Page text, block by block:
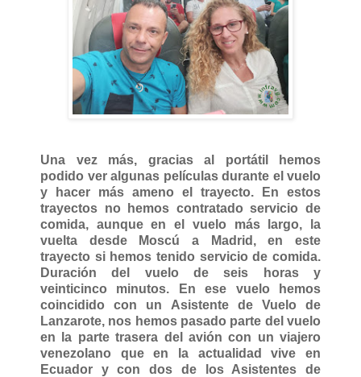
Una vez más, gracias al portátil hemos
podido ver algunas películas durante el vuelo
y hacer más ameno el trayecto. En estos
trayectos no hemos contratado servicio de
comida, aunque en el vuelo más largo, la
vuelta desde Moscú a Madrid, en este
trayecto si hemos tenido servicio de comida.
Duración del vuelo de seis horas y
veinticinco minutos. En ese vuelo hemos
coincidido con un Asistente de Vuelo de
Lanzarote, nos hemos pasado parte del vuelo
en la parte trasera del avión con un viajero
venezolano que en la actualidad vive en
Ecuador y con dos de los Asistentes de